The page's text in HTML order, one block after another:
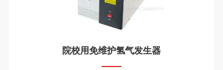
院校用免维护氢气发生器